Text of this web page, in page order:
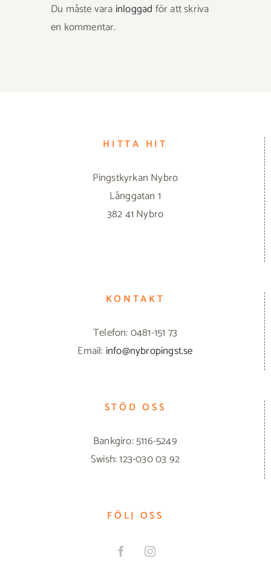
Du måste vara inloggad för att skriva
en kommentar.
HITTA HIT
Pingstkyrkan Nybro
Långgatan 1
382 41 Nybro
KONTAKT
Telefon: 0481-151 73
Email: info@nybropingst.se
STÖD OSS
Bankgiro: 5116-5249
Swish: 123-030 03 92
FÖLJ OSS